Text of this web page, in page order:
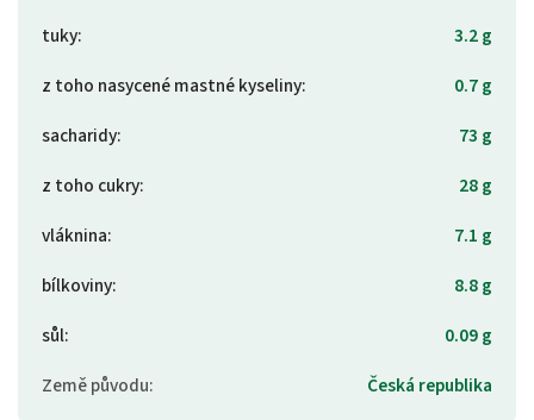
tuky:
3.2 g
z toho nasycené mastné kyseliny:
0.7 g
sacharidy:
73 g
z toho cukry:
28 g
vláknina:
7.1 g
bílkoviny:
8.8 g
sůl:
0.09 g
Země původu: Česká republika